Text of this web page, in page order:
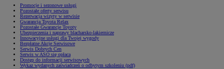
Promocje i sezonowe usługi
Pozostałe oferty serwisu
Rezerwacja wizyty w serwisie
Gwarancja Toyota Relax
Pozostałe Gwarancje Toyoty
Ubezpieczenia i naprawy blacharsko-lakiernicze
Innowacyjne usługi dla Twojej wygody
Bezpłatne Akcje Serwisowe
Serwis Dobrych Cen
Serwis w ASO się opłaca
Dostęp do informacji serwisowych
Wykaz wydanych zaświadczeń o odbytym szkoleniu (pdf)